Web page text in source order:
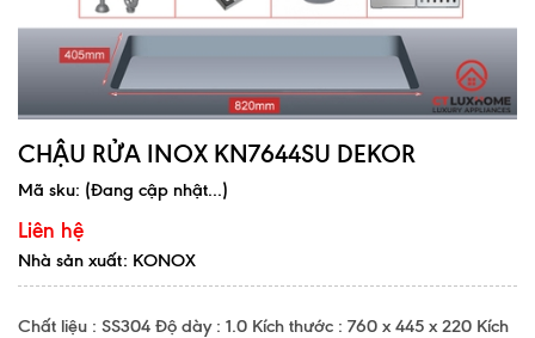
CHẬU RỬA INOX KN7644SU DEKOR
Mã sku: (Đang cập nhật...)
Liên hệ
Nhà sản xuất: KONOX
Chất liệu : SS304 Độ dày : 1.0 Kích thước : 760 x 445 x 220 Kích